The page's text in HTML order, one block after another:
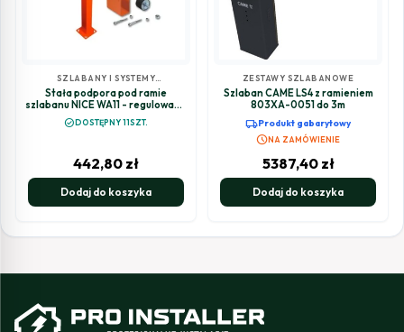
SZLABANY I SYSTEMY
PARKINGOWE
Stała podpora pod ramie
szlabanu NICE WA11 - regulowana
wysokość
check_circleDOSTĘPNY 11SZT.
442,80 zł
Dodaj do koszyka
ZESTAWY SZLABANOWE
Szlaban CAME LS4 z ramieniem
803XA-0051 do 3m
local_shippingProdukt gabarytowy
scheduleNA ZAMÓWIENIE
5387,40 zł
Dodaj do koszyka